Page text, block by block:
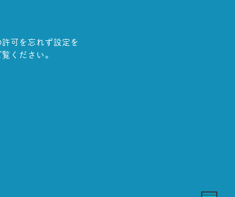
可を忘れず設定を
覧ください。